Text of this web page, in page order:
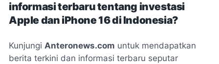
informasi terbaru tentang investasi
Apple dan iPhone 16 di Indonesia?
Kunjungi Anteronews.com untuk mendapatkan
berita terkini dan informasi terbaru seputar